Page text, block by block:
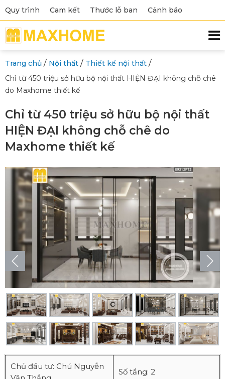
Quy trình Cam kết Thước lỗ ban Cảnh báo
Trang chủ / Nội thất / Thiết kế nội thất /
Chỉ từ 450 triệu sở hữu bộ nội thất HIỆN ĐẠI không chỗ chê
do Maxhome thiết kế
Chỉ từ 450 triệu sở hữu bộ nội thất
HIỆN ĐẠI không chỗ chê do
Maxhome thiết kế
Chủ đầu tư: Chú Nguyễn
Số tầng: 2